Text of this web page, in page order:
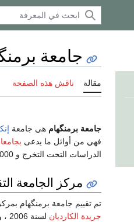
جامعة
مقالة ناقش هذه الصفحة
جامعة برمنگهام هي جامعة
فهي من أوائل ما يدعى
الدراسات التحت التخرج و 7,000 طالب في الدراسات العليا.
مركز الجامعة
تم تقييم جامعة برمنگهام بمركز 33 من 109 في الجامعات في
جريدة الكارديان لسنة 2006 ، وهي أيضاً في المركز الخامس في